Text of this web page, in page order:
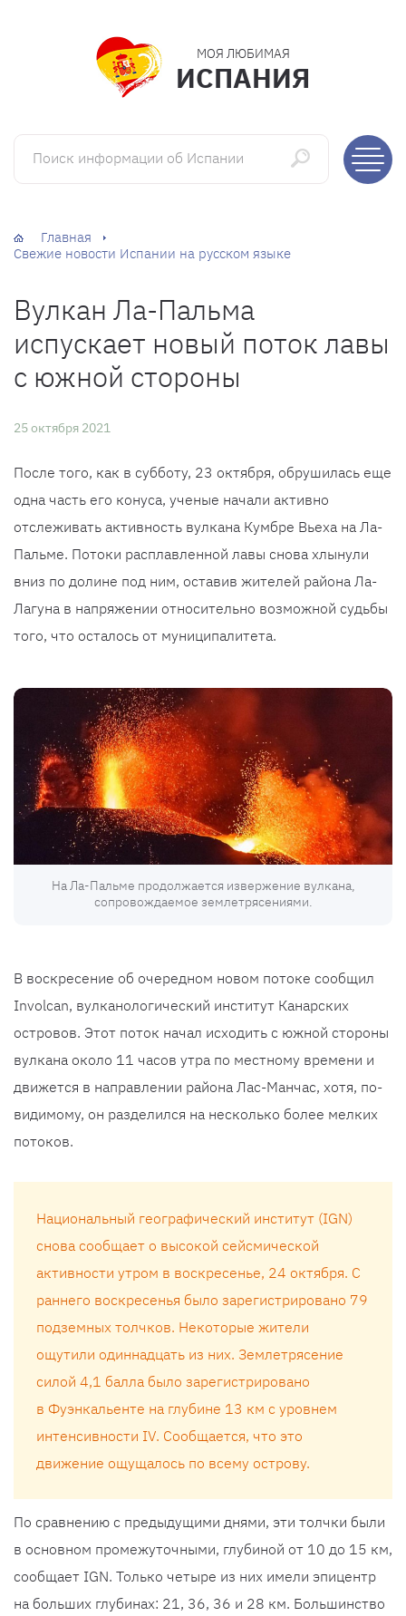
МОЯ ЛЮБИМАЯ
ИСПАНИЯ
Поиск информации об Испании
Главная
Свежие новости Испании на русском языке
Вулкан Ла-Пальма
испускает новый поток лавы
с южной стороны
25 октября 2021
После того, как в субботу, 23 октября, обрушилась еще
одна часть его конуса, ученые начали активно
отслеживать активность вулкана Кумбре Вьеха на Ла-
Пальме. Потоки расплавленной лавы снова хлынули
вниз по долине под ним, оставив жителей района Ла-
Лагуна в напряжении относительно возможной судьбы
того, что осталось от муниципалитета.
На Ла-Пальме продолжается извержение вулкана,
сопровождаемое землетрясениями.
В воскресение об очередном новом потоке сообщил
Involcan, вулканологический институт Канарских
островов. Этот поток начал исходить с южной стороны
вулкана около 11 часов утра по местному времени и
движется в направлении района Лас-Манчас, хотя, по-
видимому, он разделился на несколько более мелких
потоков.
Национальный географический институт (IGN)
снова сообщает о высокой сейсмической
активности утром в воскресенье, 24 октября. С
раннего воскресенья было зарегистрировано 79
подземных толчков. Некоторые жители
ощутили одиннадцать из них. Землетрясение
силой 4,1 балла было зарегистрировано
в Фуэнкальенте на глубине 13 км с уровнем
интенсивности IV. Сообщается, что это
движение ощущалось по всему острову.
По сравнению с предыдущими днями, эти толчки были
в основном промежуточными, глубиной от 10 до 15 км,
сообщает IGN. Только четыре из них имели эпицентр
на больших глубинах: 21, 36, 36 и 28 км. Большинство